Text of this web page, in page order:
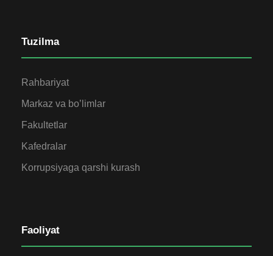
Tuzilma
Rahbariyat
Markaz va bo’limlar
Fakultetlar
Kafedralar
Korrupsiyaga qarshi kurash
Faoliyat